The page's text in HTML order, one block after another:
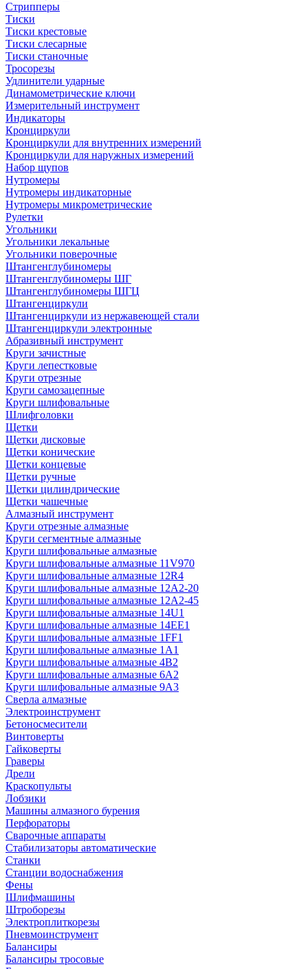
Стрипперы
Тиски
Тиски крестовые
Тиски слесарные
Тиски станочные
Тросорезы
Удлинители ударные
Динамометрические ключи
Измерительный инструмент
Индикаторы
Кронциркули
Кронциркули для внутренних измерений
Кронциркули для наружных измерений
Набор щупов
Нутромеры
Нутромеры индикаторные
Нутромеры микрометрические
Рулетки
Угольники
Угольники лекальные
Угольники поверочные
Штангенглубиномеры
Штангенглубиномеры ШГ
Штангенглубиномеры ШГЦ
Штангенциркули
Штангенциркули из нержавеющей стали
Штангенциркули электронные
Абразивный инструмент
Круги зачистные
Круги лепестковые
Круги отрезные
Круги самозацепные
Круги шлифовальные
Шлифголовки
Щетки
Щетки дисковые
Щетки конические
Щетки концевые
Щетки ручные
Щетки цилиндрические
Щетки чашечные
Алмазный инструмент
Круги отрезные алмазные
Круги сегментные алмазные
Круги шлифовальные алмазные
Круги шлифовальные алмазные 11V970
Круги шлифовальные алмазные 12R4
Круги шлифовальные алмазные 12А2-20
Круги шлифовальные алмазные 12А2-45
Круги шлифовальные алмазные 14U1
Круги шлифовальные алмазные 14ЕЕ1
Круги шлифовальные алмазные 1FF1
Круги шлифовальные алмазные 1А1
Круги шлифовальные алмазные 4В2
Круги шлифовальные алмазные 6A2
Круги шлифовальные алмазные 9А3
Сверла алмазные
Электроинструмент
Бетоносмесители
Винтоверты
Гайковерты
Граверы
Дрели
Краскопульты
Лобзики
Машины алмазного бурения
Перфораторы
Сварочные аппараты
Стабилизаторы автоматические
Станки
Станции водоснабжения
Фены
Шлифмашины
Штроборезы
Электроплиткорезы
Пневмоинструмент
Балансиры
Балансиры тросовые